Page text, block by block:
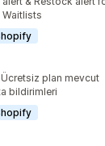
Ücretsiz plan mevcut
bildirimleri